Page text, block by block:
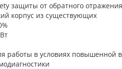
защиты от обратного отражения
корпус из существующих
работы в условиях повышенной